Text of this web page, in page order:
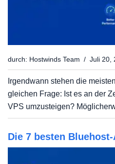
durch: Hostwinds Team / Juli 20,
Irgendwann stehen die
gleichen Frage: Ist es an der
VPS umzusteigen?
mehr Verkehr.Vielleicht haben
Leistung zu Spitzenzeiten
Die 7 besten
2026, bewertet und